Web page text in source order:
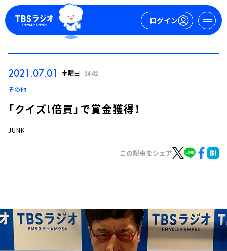
ログイン
トピックス
TBS Podcast
お知らせ
イベント・グッズ
2021.07.01 木曜日 14:42
その他
「クイズ!倍買」で賞金獲得！
JUNK
この記事をシェア